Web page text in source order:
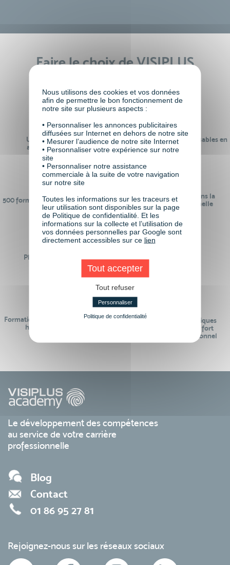
Faire le choix de VISIPLUS
Un réseau de 22 000
anciens participants
100% des formations réalisables en
digital learning
500 formations pour se préparer au
monde de demain
24 ans d'expérience dans la
formation professionnelle
Plus de 50 formations
Des intervenants
Formations réalisables pendant ou
hors temps de travail
Des contenus pédagogiques
« de pointe » et en lien fort
avec le monde professionnel
Le développement des compétences
au service de votre carrière
professionnelle
Blog
Contact
01 86 95 27 81
Rejoignez-nous sur les réseaux sociaux
Nous utilisons des cookies et vos données
afin de permettre le bon fonctionnement de
notre site sur plusieurs aspects :
• Personnaliser les annonces publicitaires
diffusées sur Internet en dehors de notre site
• Mesurer l’audience de notre site Internet
• Personnaliser votre expérience sur notre
site
• Personnaliser notre assistance
commerciale à la suite de votre navigation
sur notre site
Toutes les informations sur les traceurs et
leur utilisation sont disponibles sur la page
de Politique de confidentialité. Et les
informations sur la collecte et l’utilisation de
vos données personnelles par Google sont
directement accessibles sur ce lien
Tout accepter
Tout refuser
Personnaliser
Politique de confidentialité